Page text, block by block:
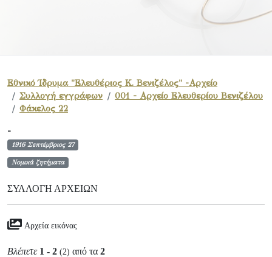
Εθνικό Ίδρυμα "Ελευθέριος Κ. Βενιζέλος" -Αρχείο
Συλλογή εγγράφων
001 - Αρχείο Ελευθερίου Βενιζέλου
Φάκελος 22
-
1916 Σεπτέμβριος 27
Νομικά ζητήματα
ΣΥΛΛΟΓΉ ΑΡΧΕΊΩΝ
Αρχεία εικόνας
Βλέπετε 1 - 2 (2) από τα 2